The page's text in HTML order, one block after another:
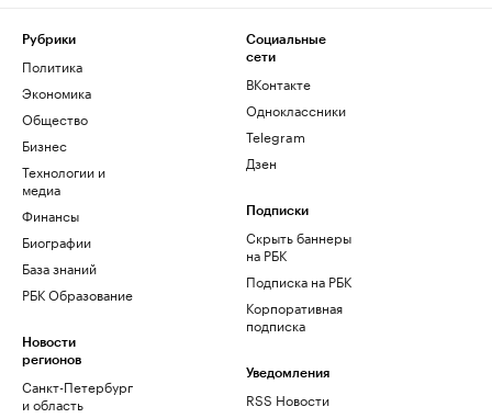
Рубрики
Политика
Экономика
Общество
Бизнес
Технологии и
медиа
Финансы
Биографии
База знаний
РБК Образование
Новости
регионов
Санкт-Петербург
и область
Социальные
сети
ВКонтакте
Одноклассники
Telegram
Дзен
Подписки
Скрыть баннеры
на РБК
Подписка на РБК
Корпоративная
подписка
Уведомления
RSS Новости